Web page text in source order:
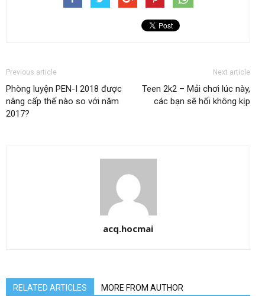
Previous article
Phòng luyện PEN-I 2018 được
nâng cấp thế nào so với năm
2017?
Next article
Teen 2k2 – Mải chơi lúc này,
các bạn sẽ hối không kịp
acq.hocmai
RELATED ARTICLES MORE FROM AUTHOR